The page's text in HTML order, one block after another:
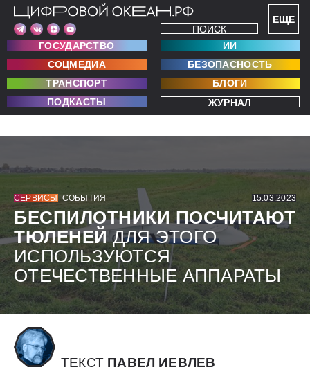
ЕЩЕ
ПОИСК
ГОСУДАРСТВО
ИИ
СОЦМЕДИА
БЕЗОПАСНОСТЬ
ТРАНСПОРТ
БЛОГИ
ПОДКАСТЫ
ЖУРНАЛ
СЕРВИСЫ СОБЫТИЯ 15.03.2023
БЕСПИЛОТНИКИ ПОСЧИТАЮТ
ТЮЛЕНЕЙДЛЯ ЭТОГО
ИСПОЛЬЗУЮТСЯ
ОТЕЧЕСТВЕННЫЕ АППАРАТЫ
ТЕКСТ ПАВЕЛ ИЕВЛЕВ